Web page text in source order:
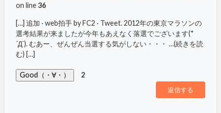
on line36
[…] 追加 · web拍手 by FC2 · Tweet. 2012年の東京マラソンの
選考結果が来ましたが今年もあえなく落選でございます(*
´Д`). むあー、ぜんぜん当選する気がしない・・・ …(続きを読
む) […]
Good（・∀・） 2
返信する